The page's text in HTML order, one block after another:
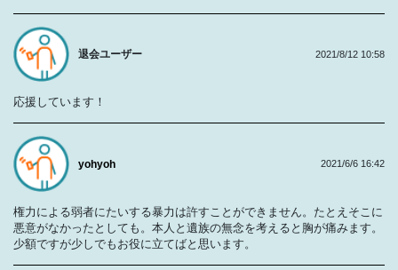
退会ユーザー
応援しています！
2021/8/12 10:58
yohyoh
権力による弱者にたいする暴力は許すことができません。たとえそこに
悪意がなかったとしても。本人と遺族の無念を考えると胸が痛みます。
少額ですが少しでもお役に立てばと思います。
2021/6/6 16:42